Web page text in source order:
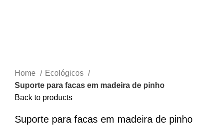
Home
Ecológicos
Suporte para facas em madeira de pinho
Back to products
Suporte para facas em madeira de pinho